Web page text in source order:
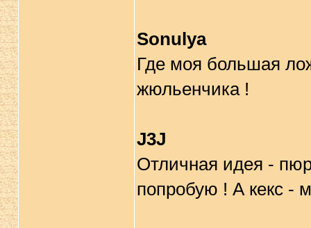
Sonulya
Где моя большая
жюльенчика !
J3J
Отличная идея -
попробую ! А кекс -